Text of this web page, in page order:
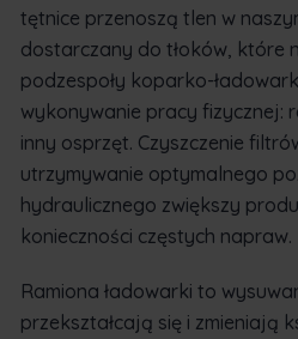
tętnice przenoszą tlen w
dostarczany do tłoków, które
podzespoły koparko-
wykonywanie pracy fizycznej:
inny osprzęt. Czyszczenie
utrzymywanie optymalnego
hydraulicznego zwiększy
konieczności częstych napraw.
Ramiona ładowarki to
przekształcają się i zmieniają